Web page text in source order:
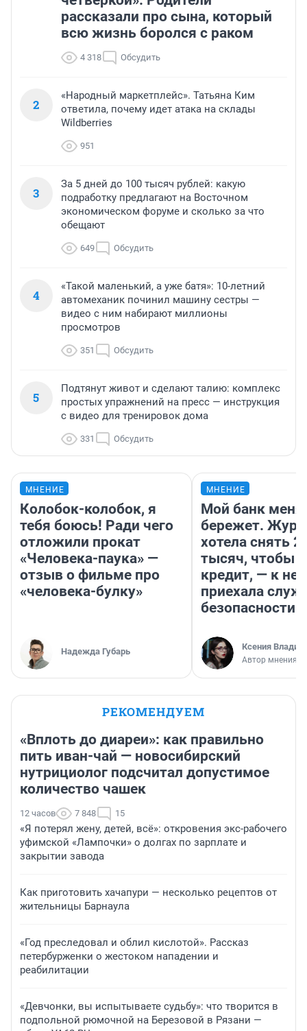
рассказали про сына, который
всю жизнь боролся с раком
4 318 Обсудить
2
«Народный маркетплейс». Татьяна Ким
ответила, почему идет атака на склады
Wildberries
951
3
За 5 дней до 100 тысяч рублей: какую
подработку предлагают на Восточном
экономическом форуме и сколько за что
обещают
649 Обсудить
4
«Такой маленький, а уже батя»: 10-летний
автомеханик починил машину сестры —
видео с ним набирают миллионы
просмотров
351 Обсудить
5
Подтянут живот и сделают талию: комплекс
простых упражнений на пресс — инструкция
с видео для тренировок дома
331 Обсудить
МНЕНИЕ
Колобок-колобок, я
тебя боюсь! Ради чего
отложили прокат
«Человека-паука» —
отзыв о фильме про
«человека-булку»
Надежда Губарь
МНЕНИЕ
Мой банк меня
бережет.
хотела снять
тысяч, чтобы
кредит, — к
приехала
безопасности
Ксения
Автор мнения
РЕКОМЕНДУЕМ
«Вплоть до диареи»: как правильно
пить иван-чай — новосибирский
нутрициолог подсчитал допустимое
количество чашек
12 часов 7 848 15
«Я потерял жену, детей, всё»: откровения экс-рабочего
уфимской «Лампочки» о долгах по зарплате и
закрытии завода
Как приготовить хачапури — несколько рецептов от
жительницы Барнаула
«Год преследовал и облил кислотой». Рассказ
петербурженки о жестоком нападении и
реабилитации
«Девчонки, вы испытываете судьбу»: что творится в
подпольной рюмочной на Березовой в Рязани —